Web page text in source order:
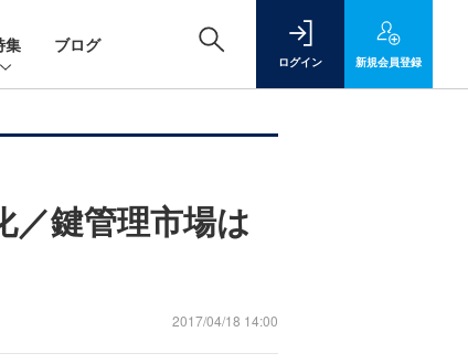
集 ブログ
ログイン 新規会員登録
／鍵管理市場は
2017/04/18 14:00